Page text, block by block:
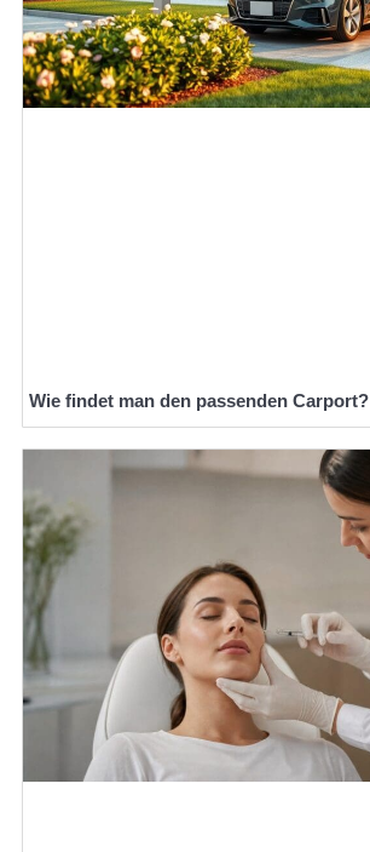
Wie findet man den passenden Carport?